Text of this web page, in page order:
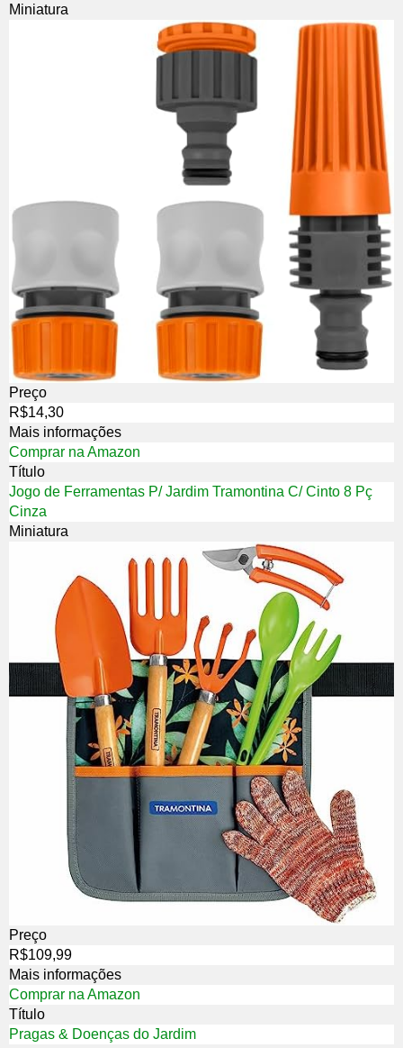
Miniatura
Preço
R$14,30
Mais informações
Comprar na Amazon
Título
Jogo de Ferramentas P/ Jardim Tramontina C/ Cinto 8 Pç
Cinza
Miniatura
Preço
R$109,99
Mais informações
Comprar na Amazon
Título
Pragas & Doenças do Jardim